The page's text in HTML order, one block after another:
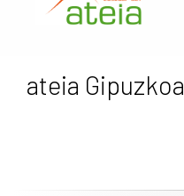
ateia Gipuzkoa